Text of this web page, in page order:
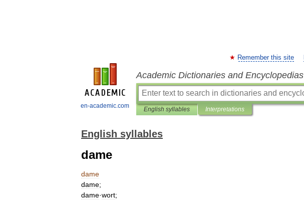
en-academic.com
Remember this site
Academic Dictionaries and Encyclopedias
English syllables Interpretations
English syllables
dame
dame
dame;
dame·wort;